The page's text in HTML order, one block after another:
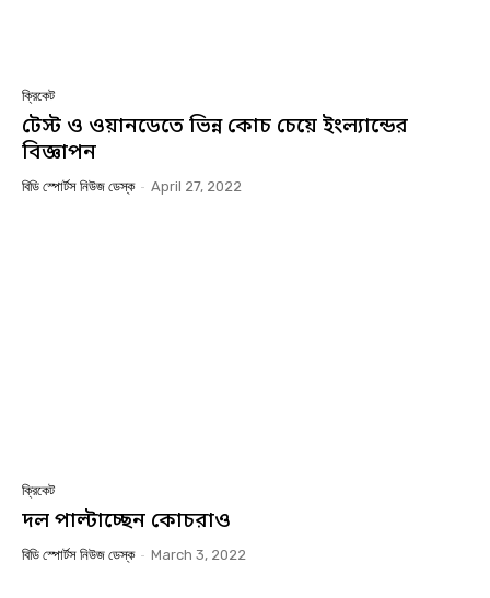
ক্রিকেট
টেস্ট ও ওয়ানডেতে ভিন্ন কোচ চেয়ে ইংল্যান্ডের
বিজ্ঞাপন
বিডি স্পোর্টস নিউজ ডেস্ক - April 27, 2022
ক্রিকেট
দল পাল্টাচ্ছেন কোচরাও
বিডি স্পোর্টস নিউজ ডেস্ক - March 3, 2022